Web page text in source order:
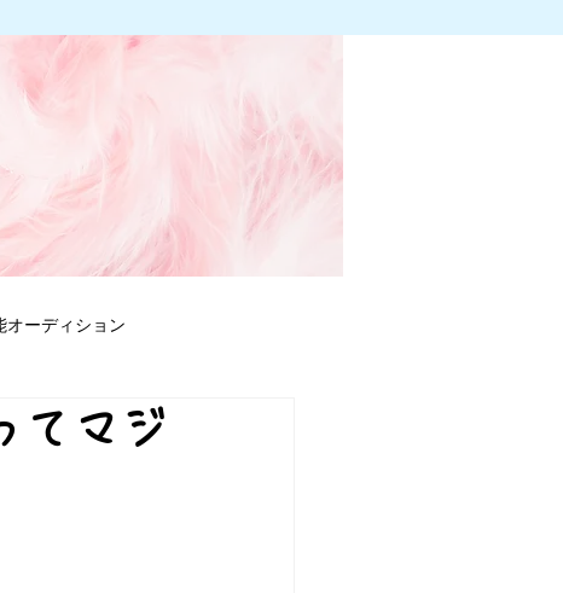
オーディション
てマジ